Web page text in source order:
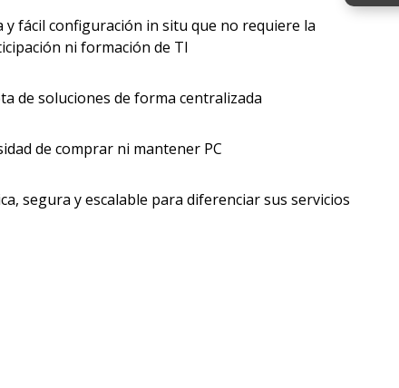
fácil configuración in situ que no requiere la
ni formación de TI
de soluciones de forma centralizada
de comprar ni mantener PC
segura y escalable para diferenciar sus servicios